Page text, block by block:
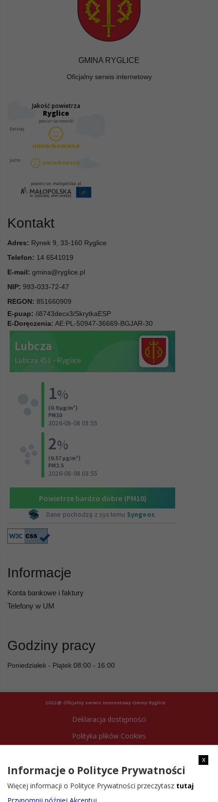
GMINA RYGLICE
Oficjalny serwis internetowy
Kontakt
Adres: Rynek 9, 33-160 Ryglice
Telefon: 14 6541019
E-mail: gmina@ryglice.pl
NIP: 993-033-72-47
REGON: 851660909
E-puap: /i8743decx3/SkrytkaESP
E-Doręczenia: AE:PL-50947-36669-BGJAR-30
Informacje
Konta bankowe i faktury
Telefony w UM
Godziny pracy
Poniedziałek - Piątek 08:00 - 16:00
2022@ Oficjalny serwis internetowy Gminy Ryglice
Deklaracja dostępności
Polityka plików Cookies
x
Informacje o Polityce Prywatności
Więcej informacji o Polityce Prywatności przeczytasz tutaj